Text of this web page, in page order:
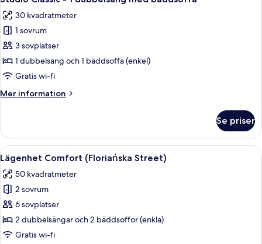
(Lubicz
Street)
alla
foton
för
Studio
Classic
-
dubbelsäng
30 kvadratmeter
1 sovrum
3 sovplatser
1 dubbelsäng och 1 bäddsoffa (enkel)
Gratis wi-fi
Mer information
Mer
Classic
1
dubbelsäng
med
bäddsoffa
Se priser
Öppna
alla
foton
för
Lägenhet
Comfort
(Floriańska
Ett sovrum med en säng, sängbord,
15
Lägenhet Comfort (Floriańska Street)
50 kvadratmeter
2 sovrum
6 sovplatser
2 dubbelsängar och 2 bäddsoffor (enkla)
Gratis wi-fi